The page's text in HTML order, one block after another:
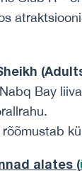
Bay
rõõmustab
alates (